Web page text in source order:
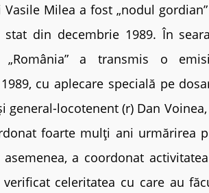
Vasile Milea a fost „nodul
din decembrie 1989. În
„România” a transmis o
cu aplecare specială pe
general-locotenent (r) Dan
foarte mulți ani urmărirea
asemenea, a coordonat
verificat celeritatea cu care au